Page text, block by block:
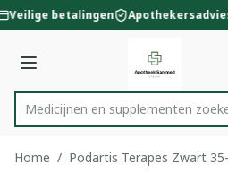
Ga naar de inhoud
1 van 1
Veilige betalingen
Menu
Product, merk, categorie...
Medicijnen en supplementen
Home / Podartis Terapes Zwart